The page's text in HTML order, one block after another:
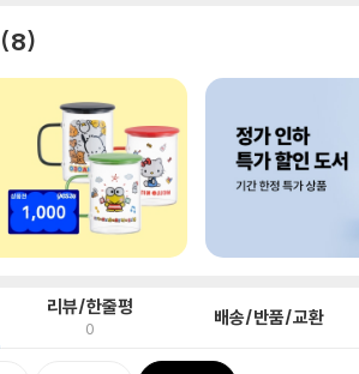
8
리뷰/한줄평
0 배송/반품/교환